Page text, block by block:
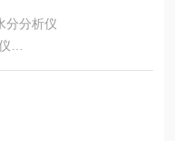
分分析仪
术，
推荐的干燥温度。